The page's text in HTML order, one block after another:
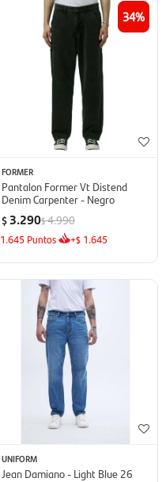
34
FORMER
Pantalon Former Vt Distend
Denim Carpenter - Negro
$ 3.290$4.990
1.645 Puntos +$ 1.645
UNIFORM
Jean Damiano - Light Blue 26